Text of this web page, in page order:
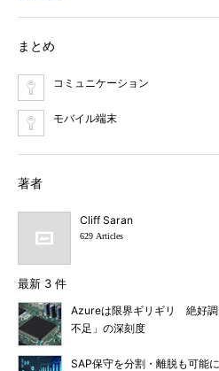
まとめ
コミュニケーション
モバイル端末
著者
Cliff Saran
629 Articles
最新 3 件
Azureは限界ギリギリ 絶好
不足」の深刻度
SAP保守を分割・離脱も可能